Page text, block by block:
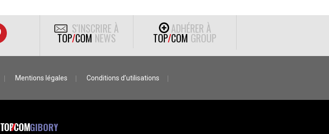
S'INSCRIRE À
TOP/COM NEWS
ADHÉRER À
TOP/COM GROUP
Mentions légales Conditions d’utilisations
GIBORY